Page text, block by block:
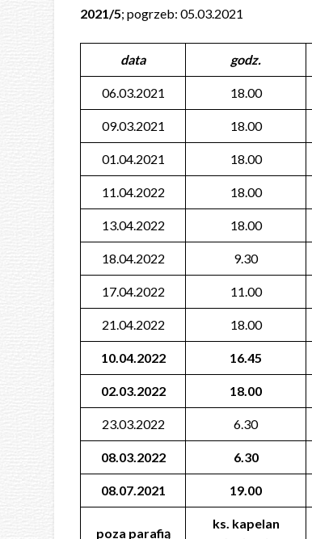
2021/5; pogrzeb: 05.03.2021
data godz.
06.03.2021 18.00
09.03.2021 18.00
01.04.2021 18.00
11.04.2022 18.00
13.04.2022 18.00
18.04.2022 9.30
17.04.2022 11.00
21.04.2022 18.00
10.04.2022 16.45
02.03.2022 18.00
23.03.2022 6.30
08.03.2022 6.30
08.07.2021 19.00
poza parafią
ks. kapelan